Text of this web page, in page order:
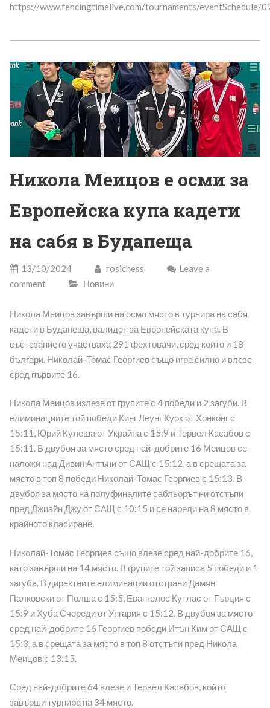
https://www.fencingtimelive.com/tournaments/
Никола Меицов е осми за
Европейска купа кадети
на сабя в Будапеща
13/10/2024 rosichess
Leave a
comment
Новини
Никола Меицов завърши на осмо място в турнира на сабя
кадети в Будапеща, валиден за Европейската купа. В
състезанието участваха 291 фехтовачи, сред които и 18
българи. Николай-Томас Георгиев също игра силно и влезе
сред първите 16.
Никола Меицов излезе от групите с 4 победи и 2 загуби. В
елиминациите той победи Кинг Леунг Куок от Хонконг с
15:11, Юрий Кулеша от Украйна с 15:9 и Тервел Касабов с
15:11. В двубоя за място сред най-добрите 16 Меицов се
наложи над Дивин Антъни от САЩ с 15:12, а в срещата за
място в топ 8 победи Николай-Томас Георгиев с 15:13. В
двубоя за място на полуфиналите сабльорът ни отстъпи
пред Джиайн Джу от САЩ с 10:15 и се нареди на 8 място в
крайното класиране.
Николай-Томас Георгиев също влезе сред най-добрите 16,
като завърши на 14 място. В групите той записа 5 победи и 1
загуба. В директните елиминации отстрани Дамян
Палковски от Полша с 15:5, Евангелос Кутлас от Гърция с
15:9 и Хуба Счереди от Унгария с 15:12. В двубоя за място
сред най-добрите 16 Георгиев победи Итън Ким от САЩ с
15:3, а в срещата за място в топ 8 отстъпи пред Никола
Меицов с 13:15.
Сред най-добрите 64 влезе и Тервел Касабов, който
завърши турнира на 34 място.